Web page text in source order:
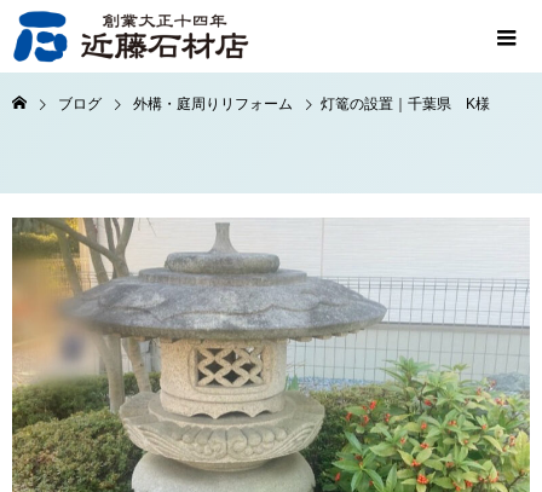
ブログ 外構・庭周りリフォーム 灯篭の設置｜千葉県 K様